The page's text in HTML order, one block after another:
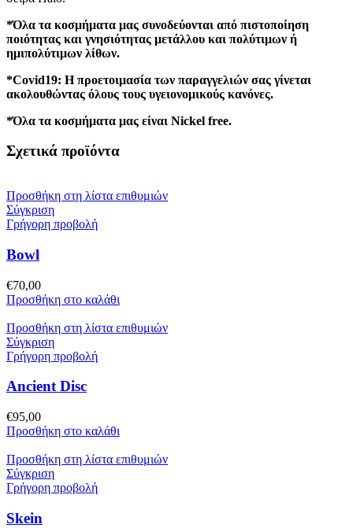
*Όλα τα κοσμήματα μας συνοδεύονται από πιστοποίηση
ποιότητας και γνησιότητας μετάλλου και πολύτιμων ή
ημιπολύτιμων λίθων.
*Covid19: Η προετοιμασία των παραγγελιών σας γίνεται
ακολουθώντας όλους τους υγειονομικούς κανόνες.
*Όλα τα κοσμήματα μας είναι Nickel free.
Σχετικά προϊόντα
Προσθήκη στη λίστα επιθυμιών
Σύγκριση
Γρήγορη προβολή
Bowl
€70,00
Προσθήκη στο καλάθι
Προσθήκη στη λίστα επιθυμιών
Σύγκριση
Γρήγορη προβολή
Ancient Disc
€95,00
Προσθήκη στο καλάθι
Προσθήκη στη λίστα επιθυμιών
Σύγκριση
Γρήγορη προβολή
Skein